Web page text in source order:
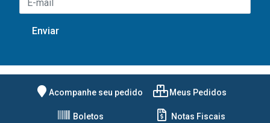
Acompanhe seu pedido Meus Pedidos
Boletos Notas Fiscais